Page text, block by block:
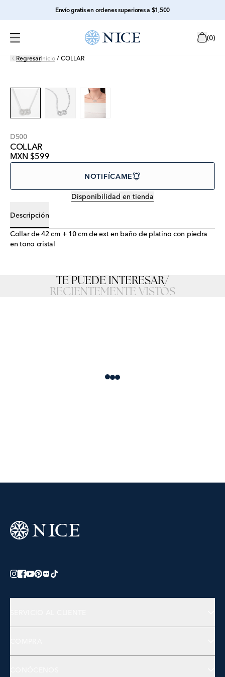
Envío gratis en ordenes superiores a $1,500
(0)
RegresarInicio / COLLAR
D500
COLLAR
MXN $599
NOTIFÍCAME
Disponibilidad en tienda
Descripción
Collar de 42 cm + 10 cm de ext en baño de platino con piedra
en tono cristal
TE PUEDE INTERESAR/
RECIENTEMENTE VISTOS
Loading